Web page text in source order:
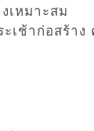
เหมาะสม
เช้าก่อสร้าง